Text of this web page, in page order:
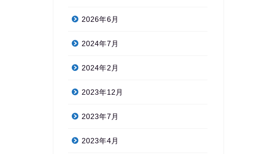
2026年6月
2024年7月
2024年2月
2023年12月
2023年7月
2023年4月